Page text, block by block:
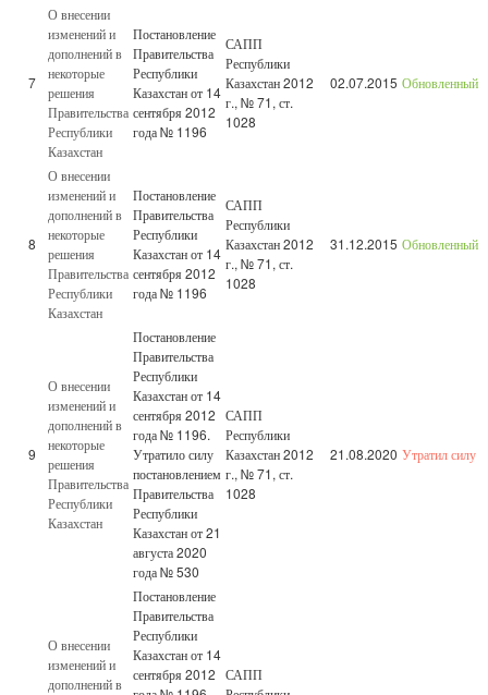
7
О внесении
изменений и
дополнений в
некоторые
решения
Правительства
Республики
Казахстан
Постановление
Правительства
Республики
Казахстан от 14
сентября 2012
года № 1196
САПП
Республики
Казахстан 2012
г., № 71, ст.
1028
02.07.2015 Обновленный
8
О внесении
изменений и
дополнений в
некоторые
решения
Правительства
Республики
Казахстан
Постановление
Правительства
Республики
Казахстан от 14
сентября 2012
года № 1196
САПП
Республики
Казахстан 2012
г., № 71, ст.
1028
31.12.2015 Обновленный
9
О внесении
изменений и
дополнений в
некоторые
решения
Правительства
Республики
Казахстан
Постановление
Правительства
Республики
Казахстан от 14
сентября 2012
года № 1196.
Утратило силу
постановлением
Правительства
Республики
Казахстан от 21
августа 2020
года № 530
САПП
Республики
Казахстан 2012
г., № 71, ст.
1028
21.08.2020 Утратил силу
О внесении
изменений и
дополнений в
Постановление
Правительства
Республики
Казахстан от 14
сентября 2012 САПП